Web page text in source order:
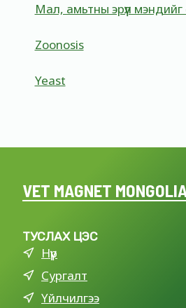
Мал, амьтны эрүүл мэндийг
Zoonosis
Yeast
VET MAGNET
ТУСЛАХ ЦЭС
Нүүр
Сургалт
Үйлчилгээ